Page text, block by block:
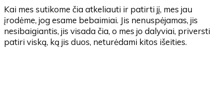
Kai mes sutikome čia atkeliauti ir patirti jį, mes jau
įrodėme, jog esame bebaimiai. Jis nenuspėjamas, jis
nesibaigiantis, jis visada čia, o mes jo dalyviai, priversti
patiri viską, ką jis duos, neturėdami kitos išeities.